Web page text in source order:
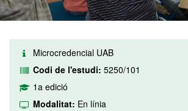
Microcredencial UAB
Codi de l'estudi: 5250/101
1a edició
Modalitat: En línia